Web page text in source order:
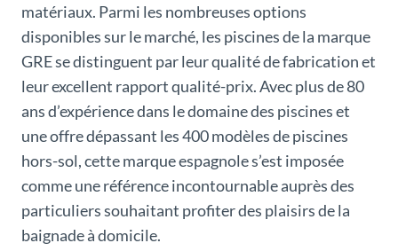
matériaux. Parmi les nombreuses options
disponibles sur le marché, les piscines de la marque
GRE se distinguent par leur qualité de fabrication et
leur excellent rapport qualité-prix. Avec plus de 80
ans d’expérience dans le domaine des piscines et
une offre dépassant les 400 modèles de piscines
hors-sol, cette marque espagnole s’est imposée
comme une référence incontournable auprès des
particuliers souhaitant profiter des plaisirs de la
baignade à domicile.